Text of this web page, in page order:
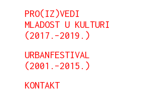
PRO(IZ)VEDI
MLADOST U KULTURI
(2017.–2019.)
URBANFESTIVAL
(2001.–2015.)
KONTAKT